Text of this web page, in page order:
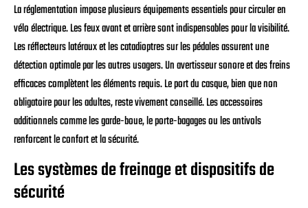
La réglementation impose plusieurs équipements essentiels pour circuler en
vélo électrique. Les feux avant et arrière sont indispensables pour la visibilité.
Les réflecteurs latéraux et les catadioptres sur les pédales assurent une
détection optimale par les autres usagers. Un avertisseur sonore et des freins
efficaces complètent les éléments requis. Le port du casque, bien que non
obligatoire pour les adultes, reste vivement conseillé. Les accessoires
additionnels comme les garde-boue, le porte-bagages ou les antivols
renforcent le confort et la sécurité.
Les systèmes de freinage et dispositifs de
sécurité